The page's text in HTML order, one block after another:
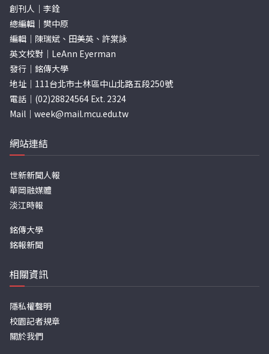
創刊人｜李銓
總編輯｜樊中原
編輯｜陳瑞斌、田美英、許棠詠
英文校對｜LeAnn Eyerman
發行｜銘傳大學
地址｜111台北市士林區中山北路五段250號
電話｜(02)28824564 Ext. 2324
Mail｜ week@mail.mcu.edu.tw
網站連結
世新新聞人報
華岡融媒體
淡江時報
銘傳大學
銘報新聞
相關資訊
隱私權聲明
校園記者規章
關於我們